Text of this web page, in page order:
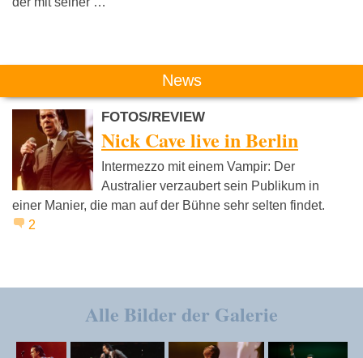
News
FOTOS/REVIEW
Nick Cave live in Berlin
Intermezzo mit einem Vampir: Der
Australier verzaubert sein Publikum in
einer Manier, die man auf der Bühne sehr selten findet.
2
Alle Bilder der Galerie